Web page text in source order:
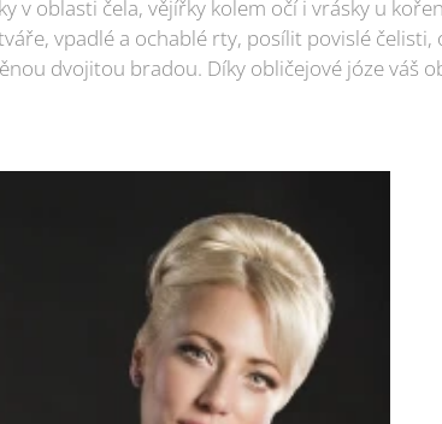
v oblasti čela, vějířky kolem očí i vrásky u
vpadlé a ochablé rty, posílit povislé čelisti,
dvojitou bradou. Díky obličejové józe váš